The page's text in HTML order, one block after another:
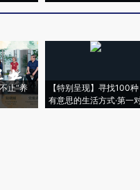
止“养
【特别呈现】寻找100种
有意思的生活方式·第一